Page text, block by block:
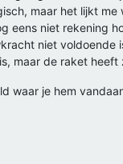
maar het lijkt
eens niet rekening
niet
maar de raket
waar je hem